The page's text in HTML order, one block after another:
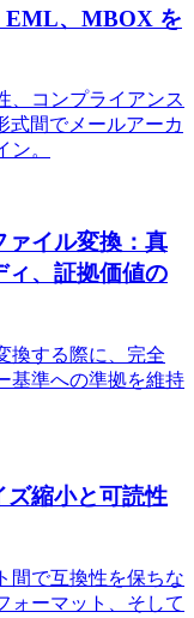
EML、MBOX を
、コンプライアンス
式間でメールアーカ
。
ァイル変換：真
ィ、証拠価値の
換する際に、完全
基準への準拠を維持
ズ縮小と可読性
間で互換性を保ちな
ォーマット、そして